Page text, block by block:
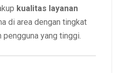
kualitas layanan
di area dengan tingkat
yang tinggi.